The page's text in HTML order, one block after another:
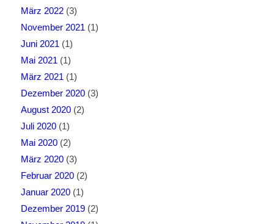
März 2022(3)
November 2021 (1)
Juni 2021 (1)
Mai 2021 (1)
März 2021 (1)
Dezember 2020(3)
August 2020(2)
Juli 2020(1)
Mai 2020(2)
März 2020(3)
Februar 2020(2)
Januar 2020(1)
Dezember 2019(2)